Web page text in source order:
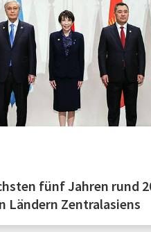
fünf Jahren rund
Ländern Zentralasiens